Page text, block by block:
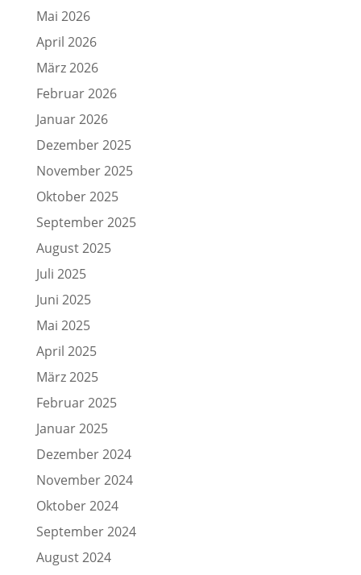
Mai 2026
April 2026
März 2026
Februar 2026
Januar 2026
Dezember 2025
November 2025
Oktober 2025
September 2025
August 2025
Juli 2025
Juni 2025
Mai 2025
April 2025
März 2025
Februar 2025
Januar 2025
Dezember 2024
November 2024
Oktober 2024
September 2024
August 2024